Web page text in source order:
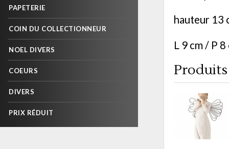
PAPETERIE
COIN DU COLLECTIONNEUR
NOEL DIVERS
COEURS
DIVERS
PRIX RÉDUIT
hauteur 13
L 9 cm / P